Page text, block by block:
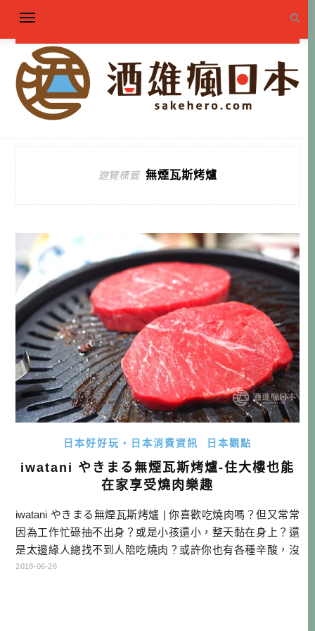
遊覽標籤 無煙瓦斯烤爐
日本好好玩・日本消費資訊 日本觀點
iwatani やきまる無煙瓦斯烤爐-住大樓也能
在家享受燒肉樂趣
iwatani やきまる無煙瓦斯烤爐 | 你喜歡吃燒肉嗎？但又常常
因為工作忙碌抽不出身？或是小孩還小，整天黏在身上？還
是太邊緣人總找不到人陪吃燒肉？或許你也有各種辛酸，沒
有辦法到燒肉店大快朵頤，現在你可以不用煩惱了！因為日
2018-06-26